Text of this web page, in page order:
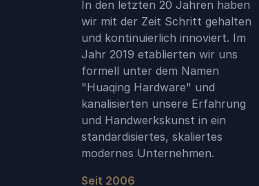
In den letzten 20 Jahren haben
wir mit der Zeit Schritt gehalten
und kontinuierlich innoviert. Im
Jahr 2019 etablierten wir uns
formell unter dem Namen
"Huaqing Hardware" und
kanalisierten unsere Erfahrung
und Handwerkskunst in ein
standardisiertes, skaliertes
modernes Unternehmen.
Seit 2006